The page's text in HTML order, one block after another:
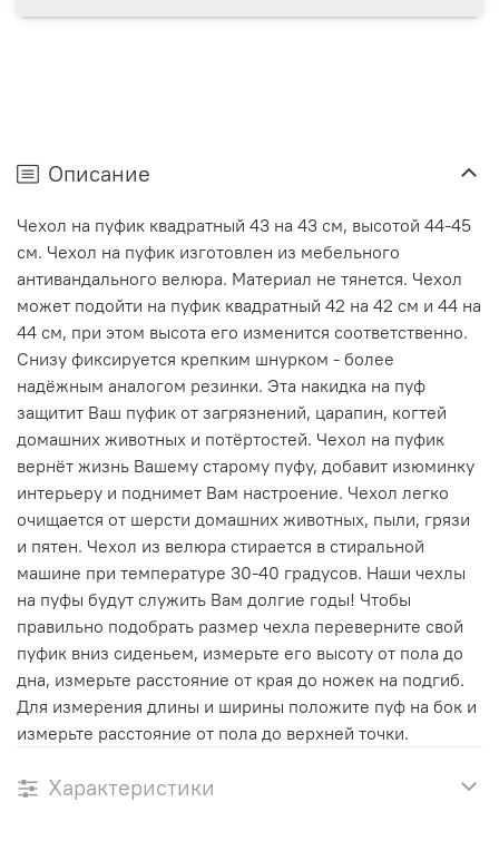
Описание
Чехол на пуфик квадратный 43 на 43 см, высотой 44-45
см. Чехол на пуфик изготовлен из мебельного
антивандального велюра. Материал не тянется. Чехол
может подойти на пуфик квадратный 42 на 42 см и 44 на
44 см, при этом высота его изменится соответственно.
Снизу фиксируется крепким шнурком - более
надёжным аналогом резинки. Эта накидка на пуф
защитит Ваш пуфик от загрязнений, царапин, когтей
домашних животных и потёртостей. Чехол на пуфик
вернёт жизнь Вашему старому пуфу, добавит изюминку
интерьеру и поднимет Вам настроение. Чехол легко
очищается от шерсти домашних животных, пыли, грязи
и пятен. Чехол из велюра стирается в стиральной
машине при температуре 30-40 градусов. Наши чехлы
на пуфы будут служить Вам долгие годы! Чтобы
правильно подобрать размер чехла переверните свой
пуфик вниз сиденьем, измерьте его высоту от пола до
дна, измерьте расстояние от края до ножек на подгиб.
Для измерения длины и ширины положите пуф на бок и
измерьте расстояние от пола до верхней точки.
Характеристики